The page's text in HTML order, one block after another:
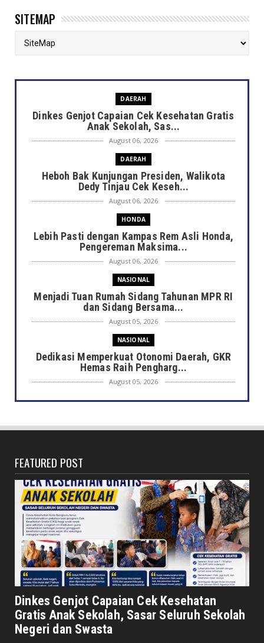
SITEMAP
DAERAH
Dinkes Genjot Capaian Cek Kesehatan Gratis
Anak Sekolah, Sas...
August 06, 2026
DAERAH
Heboh Bak Kunjungan Presiden, Walikota
Dedy Tinjau Cek Keseh...
August 06, 2026
HONDA
Lebih Pasti dengan Kampas Rem Asli Honda,
Pengereman Maksima...
August 06, 2026
NASIONAL
Menjadi Tuan Rumah Sidang Tahunan MPR RI
dan Sidang Bersama...
August 05, 2026
NASIONAL
Dedikasi Memperkuat Otonomi Daerah, GKR
Hemas Raih Pengharg...
August 05, 2026
HONDA
Stylish, Modern, dan Si...
Sekda Provinsi Herwan Antoni Pimpin Apel
Pagi dan Kegiatan ...
August 05, 2026
NASIONAL
Peringati Hari Dharma Wanita Nasional 2026,
Senator Leni Jo...
August 05, 2026
DAERAH
Respon Kendala Banjir, PUPR Siagakan Tim
Unit Reaksi Cepat
August 05, 2026
FEATURED POST
Dinkes Genjot Capaian Cek Kesehatan
Gratis Anak Sekolah, Sasar Seluruh Sekolah
Negeri dan Swasta